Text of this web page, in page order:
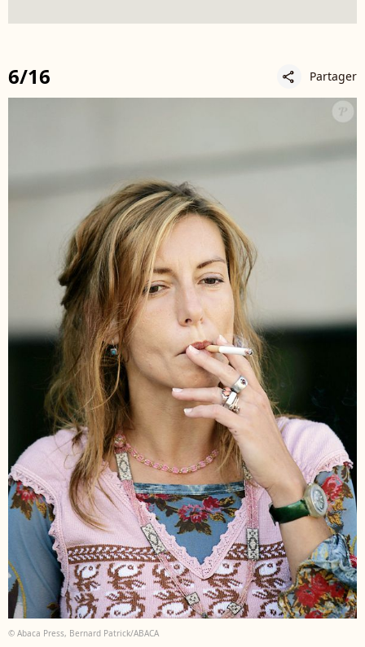
6/16 share Partager
© Abaca Press, Bernard Patrick/ABACA